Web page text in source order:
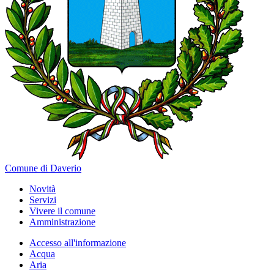
Comune di Daverio
Novità
Servizi
Vivere il comune
Amministrazione
Accesso all'informazione
Acqua
Aria